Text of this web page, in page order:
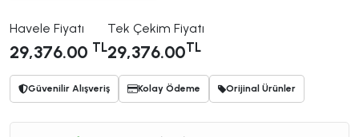
Havele Fiyatı
29,376.00 TL
Tek Çekim Fiyatı
29,376.00TL
Güvenilir Alışveriş Kolay Ödeme Orijinal Ürünler